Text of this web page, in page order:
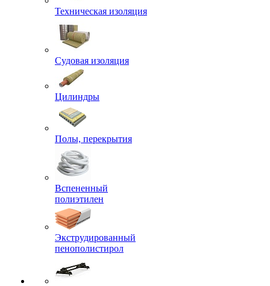
Техническая изоляция
Судовая изоляция
Цилиндры
Полы, перекрытия
Вспененный
полиэтилен
Экструдированный
пенополистирол